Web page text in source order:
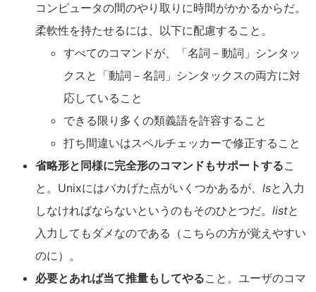
コンピュータの間のやり取りに時間がかかるからだ。
柔軟性を持たせるには、以下に配慮すること。
すべてのコマンドが、「名詞－動詞」シンタッ
クスと「動詞－名詞」シンタックスの両方に対
応していること
できる限り多くの類義語を許容すること
打ち間違いはスペルチェッカーで修正すること
省略形と同様に完全形のコマンドもサポートするこ
と。Unixにはバカげた点がいくつかあるが、 lsと入力
しなければならないというのもそのひとつだ。 listと
入力してもダメなのである（こちらの方が覚えやすい
のに）。
必要とあれば当て推量もしてやること。ユーザのコマ